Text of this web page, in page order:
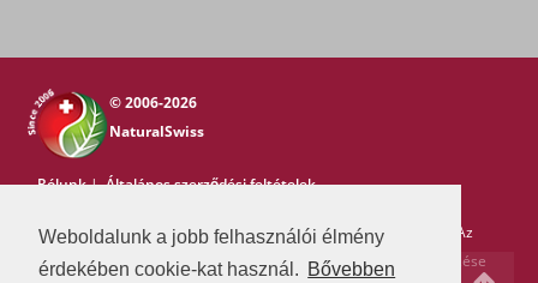
Weboldalunk a jobb felhasználói élmény
érdekében cookie-kat használ. Bővebben
© 2006-2026
NaturalSwiss
Rólunk|Általános szerződési feltételek
Copyright © 2006-2026 NaturalSwissMinden jog fenntartva. Az
oldal tartalma nem másolható a Natural Swiss írásos beleegyezése